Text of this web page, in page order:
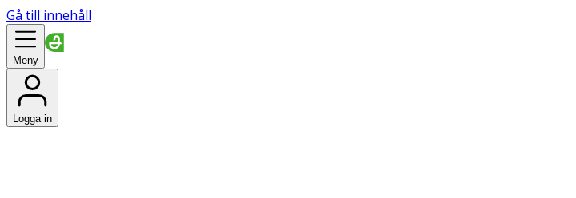
Gå till innehåll
Meny
Logga in